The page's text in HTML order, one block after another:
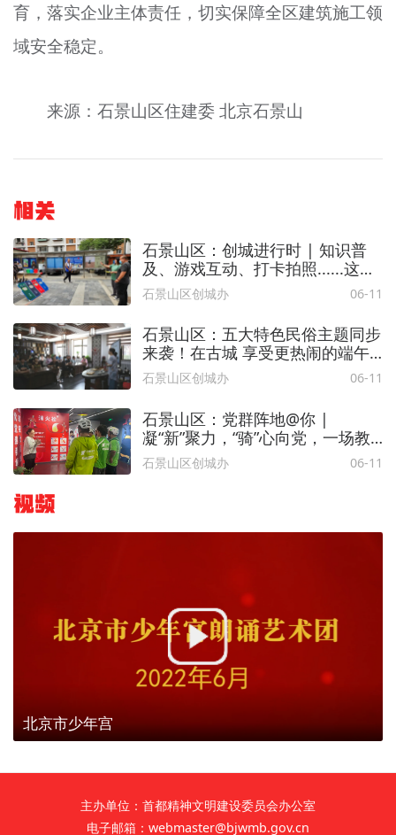
育，落实企业主体责任，切实保障全区建筑施工领
域安全稳定。
来源：石景山区住建委 北京石景山
相关
石景山区：创城进行时 | 知识普
及、游戏互动、打卡拍照......这场
垃圾分类活动热闹非凡！
石景山区创城办 06-11
石景山区：五大特色民俗主题同步
来袭！在古城 享受更热闹的端午
节
石景山区创城办 06-11
石景山区：党群阵地@你 |
凝“新”聚力，“骑”心向党，一场教
育学习与传统节日的碰撞！
石景山区创城办 06-11
视频
北京市少年宫
主办单位：首都精神文明建设委员会办公室
电子邮箱：webmaster@bjwmb.gov.cn